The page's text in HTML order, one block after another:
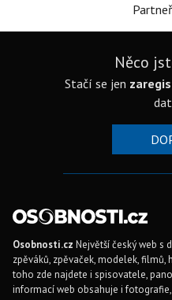
Něco
Stačí se jen
Osobnosti.cz Největší český web s
zpěváků, zpěvaček, modelek,
toho zde najdete i spisovatele,
informací web obsahuje i